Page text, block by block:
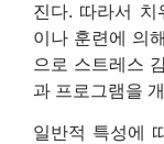
진다. 따라서 치
이나 훈련에 의
으로 스트레스
과 프로그램을
일반적 특성에